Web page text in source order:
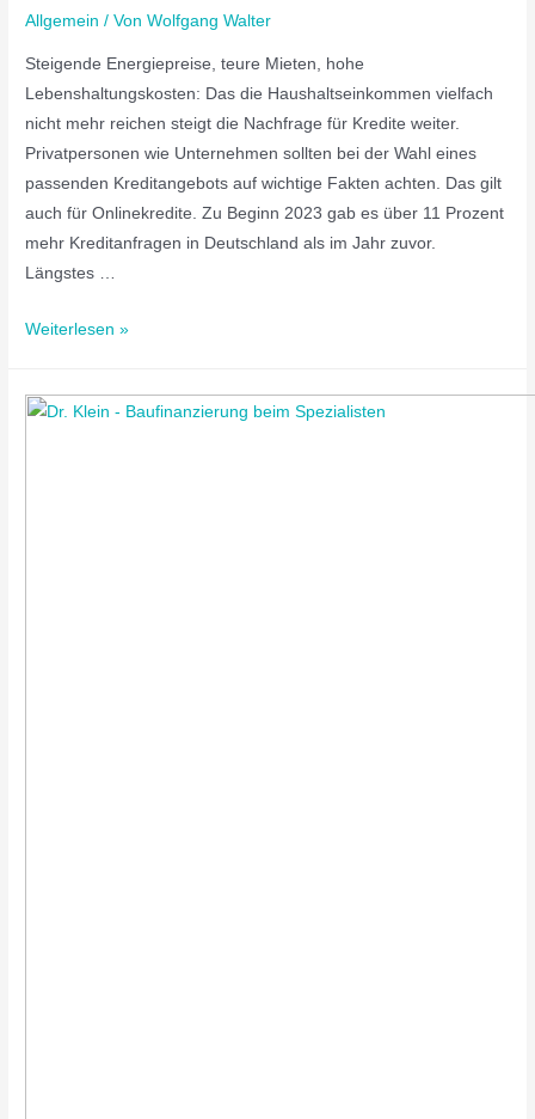
Allgemein / VonWolfgang Walter
Steigende Energiepreise, teure Mieten, hohe
Lebenshaltungskosten: Das die Haushaltseinkommen vielfach
nicht mehr reichen steigt die Nachfrage für Kredite weiter.
Privatpersonen wie Unternehmen sollten bei der Wahl eines
passenden Kreditangebots auf wichtige Fakten achten. Das gilt
auch für Onlinekredite. Zu Beginn 2023 gab es über 11 Prozent
mehr Kreditanfragen in Deutschland als im Jahr zuvor.
Längstes …
Weiterlesen »